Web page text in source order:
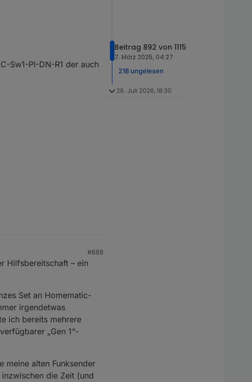
Sw1-PI-DN-R1 der auch
#888
Hilfsbereitschaft – ein
Set an Homematic-
irgendetwas
ich bereits mehrere
„Gen 1“-
meine alten Funksender
die Zeit (und
Beitrag 892 von 1115
7. März 2025, 04:27
218 ungelesen
26. Juli 2026, 18:30